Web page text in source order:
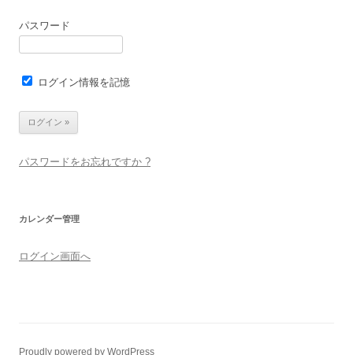
パスワード
ログイン情報を記憶
パスワードをお忘れですか ?
カレンダー管理
ログイン画面へ
Proudly powered by WordPress